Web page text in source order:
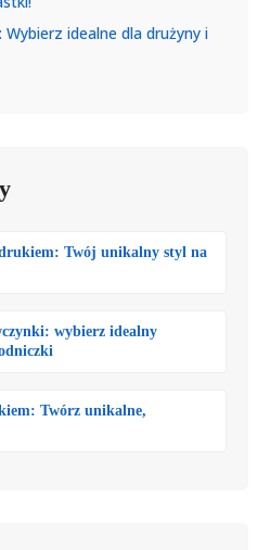
idealne dla drużyny i
Twój unikalny styl na
wybierz idealny
Twórz unikalne,